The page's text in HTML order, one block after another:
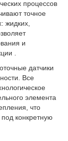
процессов
точное
жидких,
и
.
датчики
Все
элемента
что
конкретную